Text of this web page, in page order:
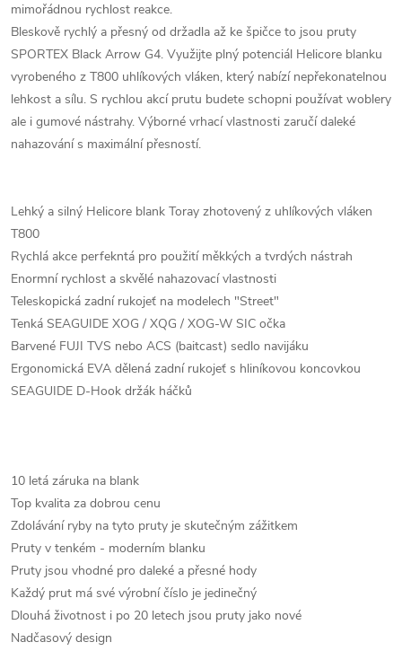
mimořádnou rychlost reakce.
Bleskově rychlý a přesný od držadla až ke špičce to jsou pruty
SPORTEX Black Arrow G4. Využijte plný potenciál Helicore blanku
vyrobeného z T800 uhlíkových vláken, který nabízí nepřekonatelnou
lehkost a sílu. S rychlou akcí prutu budete schopni používat woblery
ale i gumové nástrahy. Výborné vrhací vlastnosti zaručí daleké
nahazování s maximální přesností.
Lehký a silný Helicore blank Toray zhotovený z uhlíkových vláken
T800
Rychlá akce perfekntá pro použití měkkých a tvrdých nástrah
Enormní rychlost a skvělé nahazovací vlastnosti
Teleskopická zadní rukojeť na modelech "Street"
Tenká SEAGUIDE XOG / XQG / XOG-W SIC očka
Barvené FUJI TVS nebo ACS (baitcast) sedlo navijáku
Ergonomická EVA dělená zadní rukojeť s hliníkovou koncovkou
SEAGUIDE D-Hook držák háčků
10 letá záruka na blank
Top kvalita za dobrou cenu
Zdolávání ryby na tyto pruty je skutečným zážitkem
Pruty v tenkém - moderním blanku
Pruty jsou vhodné pro daleké a přesné hody
Každý prut má své výrobní číslo je jedinečný
Dlouhá životnost i po 20 letech jsou pruty jako nové
Nadčasový design